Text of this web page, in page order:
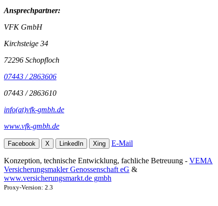
Ansprechpartner:
VFK GmbH
Kirchsteige 34
72296 Schopfloch
07443 / 2863606
07443 / 2863610
info(at)vfk-gmbh.de
www.vfk-gmbh.de
Facebook X LinkedIn Xing E-Mail
Konzeption, technische Entwicklung, fachliche Betreuung - VEMA
Versicherungsmakler Genossenschaft eG &
www.versicherungsmarkt.de gmbh
Proxy-Version: 2.3